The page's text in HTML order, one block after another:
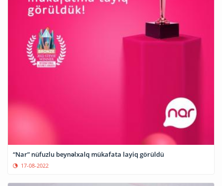
“Nar” nüfuzlu beynəlxalq mükafata layiq görüldü
17-08-2022